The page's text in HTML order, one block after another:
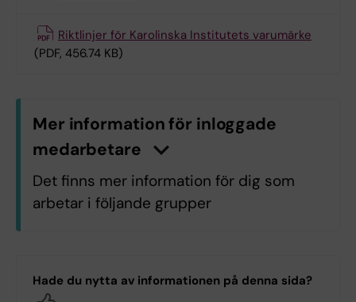
Riktlinjer för Karolinska Institutets varumärke
(PDF, 456.74 KB)
Mer information för inloggade
medarbetare
K
l
i
c
k
a
h
ä
r
f
ö
r
a
t
t
v
i
s
a
/
d
ö
l
j
a
i
n
f
o
r
m
a
t
i
o
n
Det finns mer information för dig som
arbetar i följande grupper
H9.H9 Klinisk vetenskap, intervention
Hade du nytta av informationen på denna sida?